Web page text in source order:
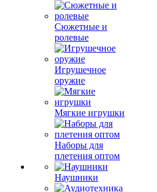
Сюжетные и
ролевые
Игрушечное
оружие
Мягкие игрушки
Наборы для
плетения оптом
Наушники